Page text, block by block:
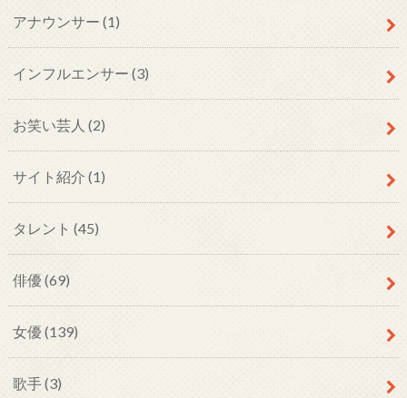
アナウンサー (1)
インフルエンサー (3)
お笑い芸人 (2)
サイト紹介 (1)
タレント (45)
俳優 (69)
女優 (139)
歌手(3)